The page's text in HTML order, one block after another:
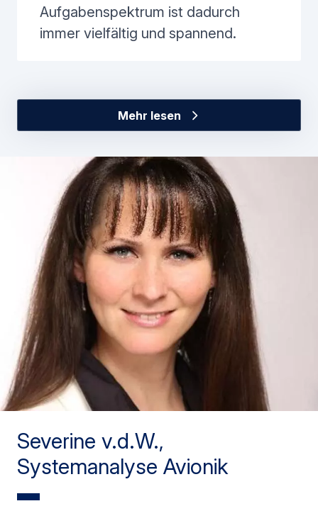
Aufgabenspektrum ist dadurch
immer vielfältig und spannend.
Mehr lesen
Severine v.d.W.,
Systemanalyse Avionik